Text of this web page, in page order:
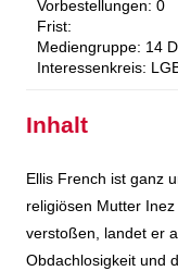
Vorbestellungen: 0
Frist:
Mediengruppe: 14
Interessenkreis:
Inhalt
Ellis French ist ganz
religiösen Mutter
verstoßen, landet er
Obdachlosigkeit und